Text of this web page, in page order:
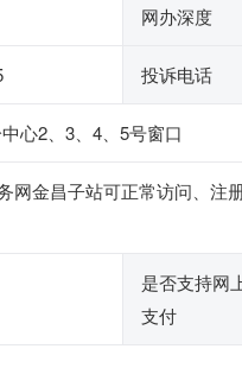
网办深度
投诉电话
心2、3、4、5号窗口
网金昌子站可正常访问、
是否支持网
支付